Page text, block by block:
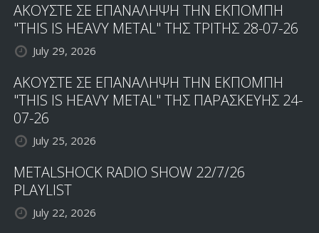
ΑΚΟΥΣΤΕ ΣΕ ΕΠΑΝΑΛΗΨΗ ΤΗΝ ΕΚΠΟΜΠΗ
"THIS IS HEAVY METAL" ΤΗΣ ΤΡΙΤΗΣ 28-07-26
July 29, 2026
ΑΚΟΥΣΤΕ ΣΕ ΕΠΑΝΑΛΗΨΗ ΤΗΝ ΕΚΠΟΜΠΗ
"THIS IS HEAVY METAL" ΤΗΣ ΠΑΡΑΣΚΕΥΗΣ 24-
07-26
July 25, 2026
METALSHOCK RADIO SHOW 22/7/26
PLAYLIST
July 22, 2026